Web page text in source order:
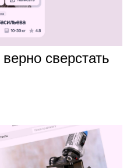
свер­стать